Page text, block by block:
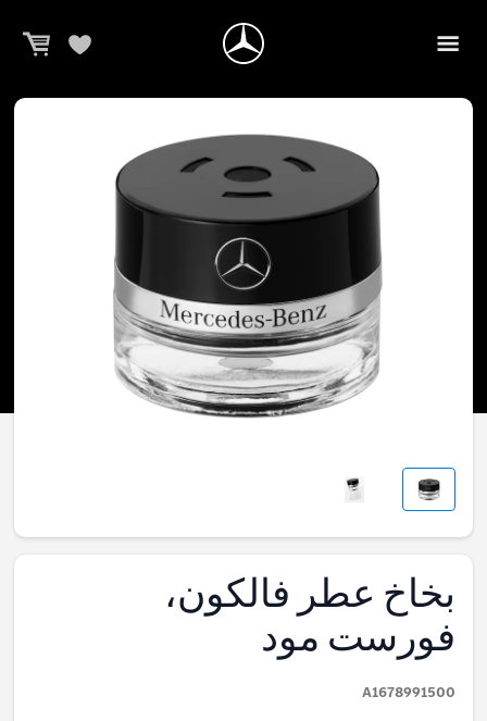
بخاخ عطر فالكون،
فورست مود
A1678991500